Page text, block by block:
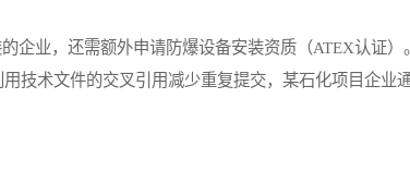
业，还需额外申请防爆设备安装资质（ATEX认证）
技术文件的交叉引用减少重复提交，某石化项目企业